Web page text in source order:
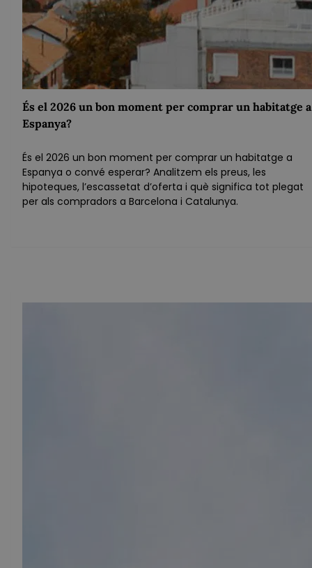
És el 2026 un bon moment per comprar un habitatge a
Espanya?
És el 2026 un bon moment per comprar un habitatge a
Espanya o convé esperar? Analitzem els preus, les
hipoteques, l’escassetat d’oferta i què significa tot plegat
per als compradors a Barcelona i Catalunya.